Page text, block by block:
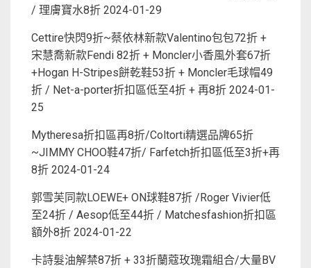
/ 理膚寶水8折 2024-01-29
Cettire快閃9折~蔡依林新款Valentino包包72折 +
宋慧喬新款Fendi 82折 + Moncler小香風外套67折
+Hogan H-Stripes餅乾鞋53折 + Moncler毛球帽49
折 / Net-a-porter折扣區低至4折 + 再8折 2024-01-
25
Mytheresa折扣區再8折/Coltorti精選品牌65折
~JIMMY CHOO鞋47折/ Farfetch折扣區低至3折+再
8折 2024-01-24
郭雪芙同款LOEWE+ ON球鞋87折 /Roger Vivier低
至24折 / Aesop低至44折 / Matchesfashion折扣區
額外8折 2024-01-22
卡詩髮油解禁87折 + 33折蘭蔻玫瑰霜組合/大量BV